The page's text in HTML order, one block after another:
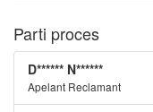
Parti proces
D****** N******
Apelant Reclamant